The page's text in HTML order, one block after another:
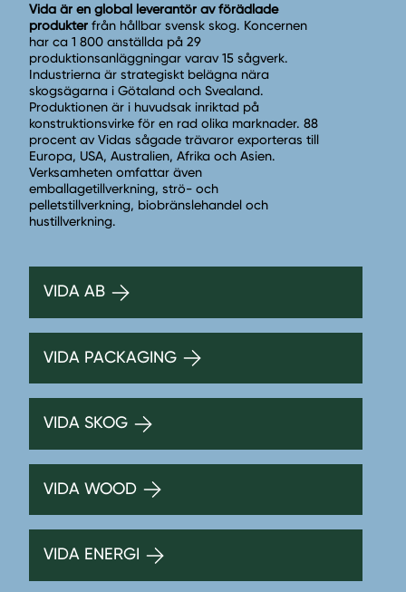
Vida är en global leverantör av förädlade
produkter från hållbar svensk skog. Koncernen
har ca 1 800 anställda på 29
produktionsanläggningar varav 15 sågverk.
Industrierna är strategiskt belägna nära
skogsägarna i Götaland och Svealand.
Produktionen är i huvudsak inriktad på
konstruktionsvirke för en rad olika marknader. 88
procent av Vidas sågade trävaror exporteras till
Europa, USA, Australien, Afrika och Asien.
Verksamheten omfattar även
emballagetillverkning, strö- och
pelletstillverkning, biobränslehandel och
hustillverkning.
VIDA AB
VIDA PACKAGING
VIDA SKOG
VIDA WOOD
VIDA ENERGI